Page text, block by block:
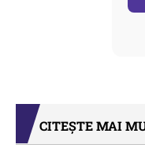
CITEȘTE MAI